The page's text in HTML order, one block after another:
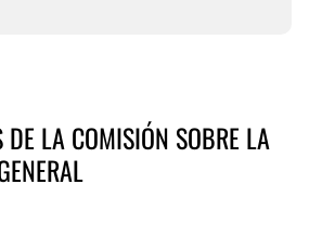
DE LA COMISIÓN SOBRE LA